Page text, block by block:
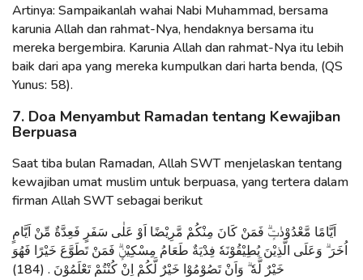
Artinya: Sampaikanlah wahai Nabi Muhammad, bersama
karunia Allah dan rahmat-Nya, hendaknya bersama itu
mereka bergembira. Karunia Allah dan rahmat-Nya itu lebih
baik dari apa yang mereka kumpulkan dari harta benda, (QS
Yunus: 58).
7. Doa Menyambut Ramadan tentang Kewajiban
Berpuasa
Saat tiba bulan Ramadan, Allah SWT menjelaskan tentang
kewajiban umat muslim untuk berpuasa, yang tertera dalam
firman Allah SWT sebagai berikut
اَيَّامًا مَّعْدُوْدٰتٍۗ فَمَنْ كَانَ مِنْكُمْ مَّرِيْضًا اَوْ عَلٰى سَفَرٍ فَعِدَّةٌ مِّنْ اَيَّامٍ
اُخَرَ ۗ وَعَلَى الَّذِيْنَ يُطِيْقُوْنَهٗ فِدْيَةٌ طَعَامُ مِسْكِيْنٍۗ فَمَنْ تَطَوَّعَ خَيْرًا فَهُوَ
خَيْرٌ لَّهٗ ۗ وَاَنْ تَصُوْمُوْا خَيْرٌ لَّكُمْ اِنْ كُنْتُمْ تَعْلَمُوْنَ . (184)